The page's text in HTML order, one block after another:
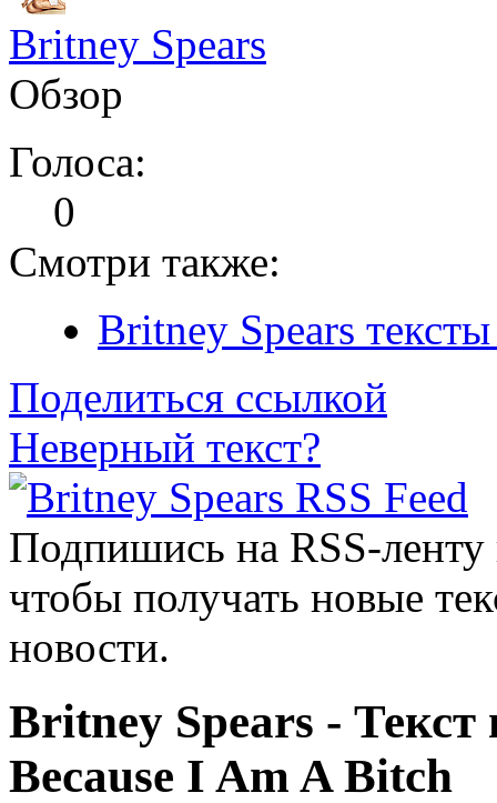
Britney Spears
Обзор
Голоса:
0
Смотри также:
Britney Spears
Поделиться ссылкой
Неверный текст?
Подпишись на RSS-
чтобы получать новые
новости.
Britney Spears -
Because I Am A Bitch